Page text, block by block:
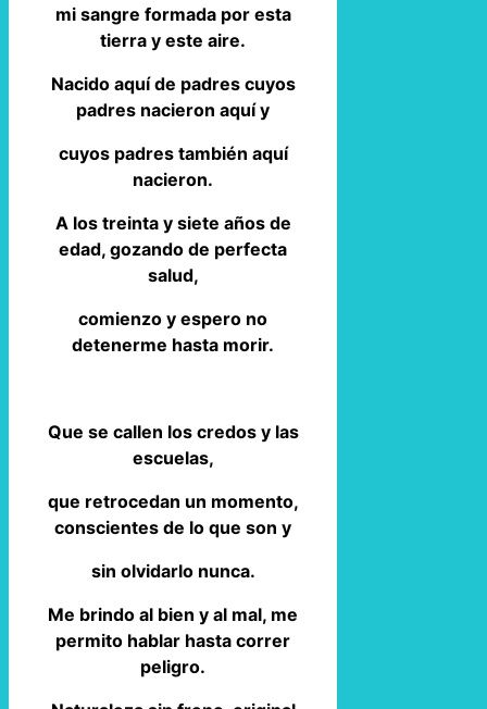
mi sangre formada por esta
tierra y este aire.
Nacido aquí de padres cuyos
padres nacieron aquí y
cuyos padres también aquí
nacieron.
A los treinta y siete años de
edad, gozando de perfecta
salud,
comienzo y espero no
detenerme hasta morir.
Que se callen los credos y las
escuelas,
que retrocedan un momento,
conscientes de lo que son y
sin olvidarlo nunca.
Me brindo al bien y al mal, me
permito hablar hasta correr
peligro.